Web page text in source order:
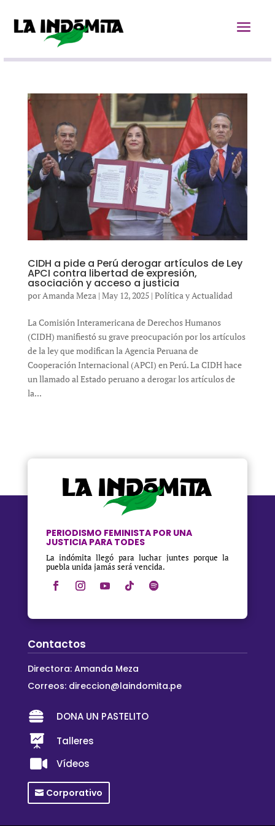
CIDH a pide a Perú derogar artículos de Ley
APCI contra libertad de expresión,
asociación y acceso a justicia
porAmanda Meza | May 12, 2025| Política y Actualidad
La Comisión Interamericana de Derechos Humanos
(CIDH) manifiestó su grave preocupación por los artículos
de la ley que modifican la Agencia Peruana de
Cooperación Internacional (APCI) en Perú. La CIDH hace
un llamado al Estado peruano a derogar los artículos de
la...
PERIODISMO FEMINISTA POR UNA
JUSTICIA PARA TODES
La indómita llegó para luchar juntes porque la
puebla unida jamás será vencida.
Contactos
Directora: Amanda Meza
Correos: direccion@laindomita.pe
 DONA UN PASTELITO
 Talleres
 Vídeos
Corporativo